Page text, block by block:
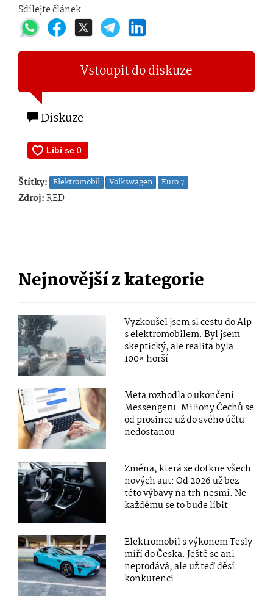
Sdílejte článek
Vstoupit do diskuze
Diskuze
Štítky: Elektromobil Volkswagen Euro 7
Zdroj:RED
Nejnovější z kategorie
Vyzkoušel jsem si cestu do Alp
s elektromobilem. Byl jsem
skeptický, ale realita byla
100× horší
Meta rozhodla o ukončení
Messengeru. Miliony Čechů se
od prosince už do svého účtu
nedostanou
Změna, která se dotkne všech
nových aut: Od 2026 už bez
této výbavy na trh nesmí. Ne
každému se to bude líbit
Elektromobil s výkonem Tesly
míří do Česka. Ještě se ani
neprodává, ale už teď děsí
konkurenci